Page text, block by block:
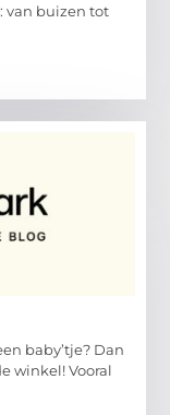
van buizen tot
baby’tje? Dan
winkel! Vooral